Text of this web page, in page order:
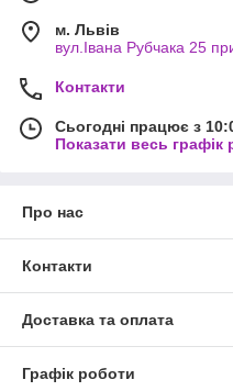
м. Львів
вул.Івана Рубчака 25
Контакти
Сьогодні працює з
Показати весь графік
Про нас
Контакти
Доставка та оплата
Графік роботи